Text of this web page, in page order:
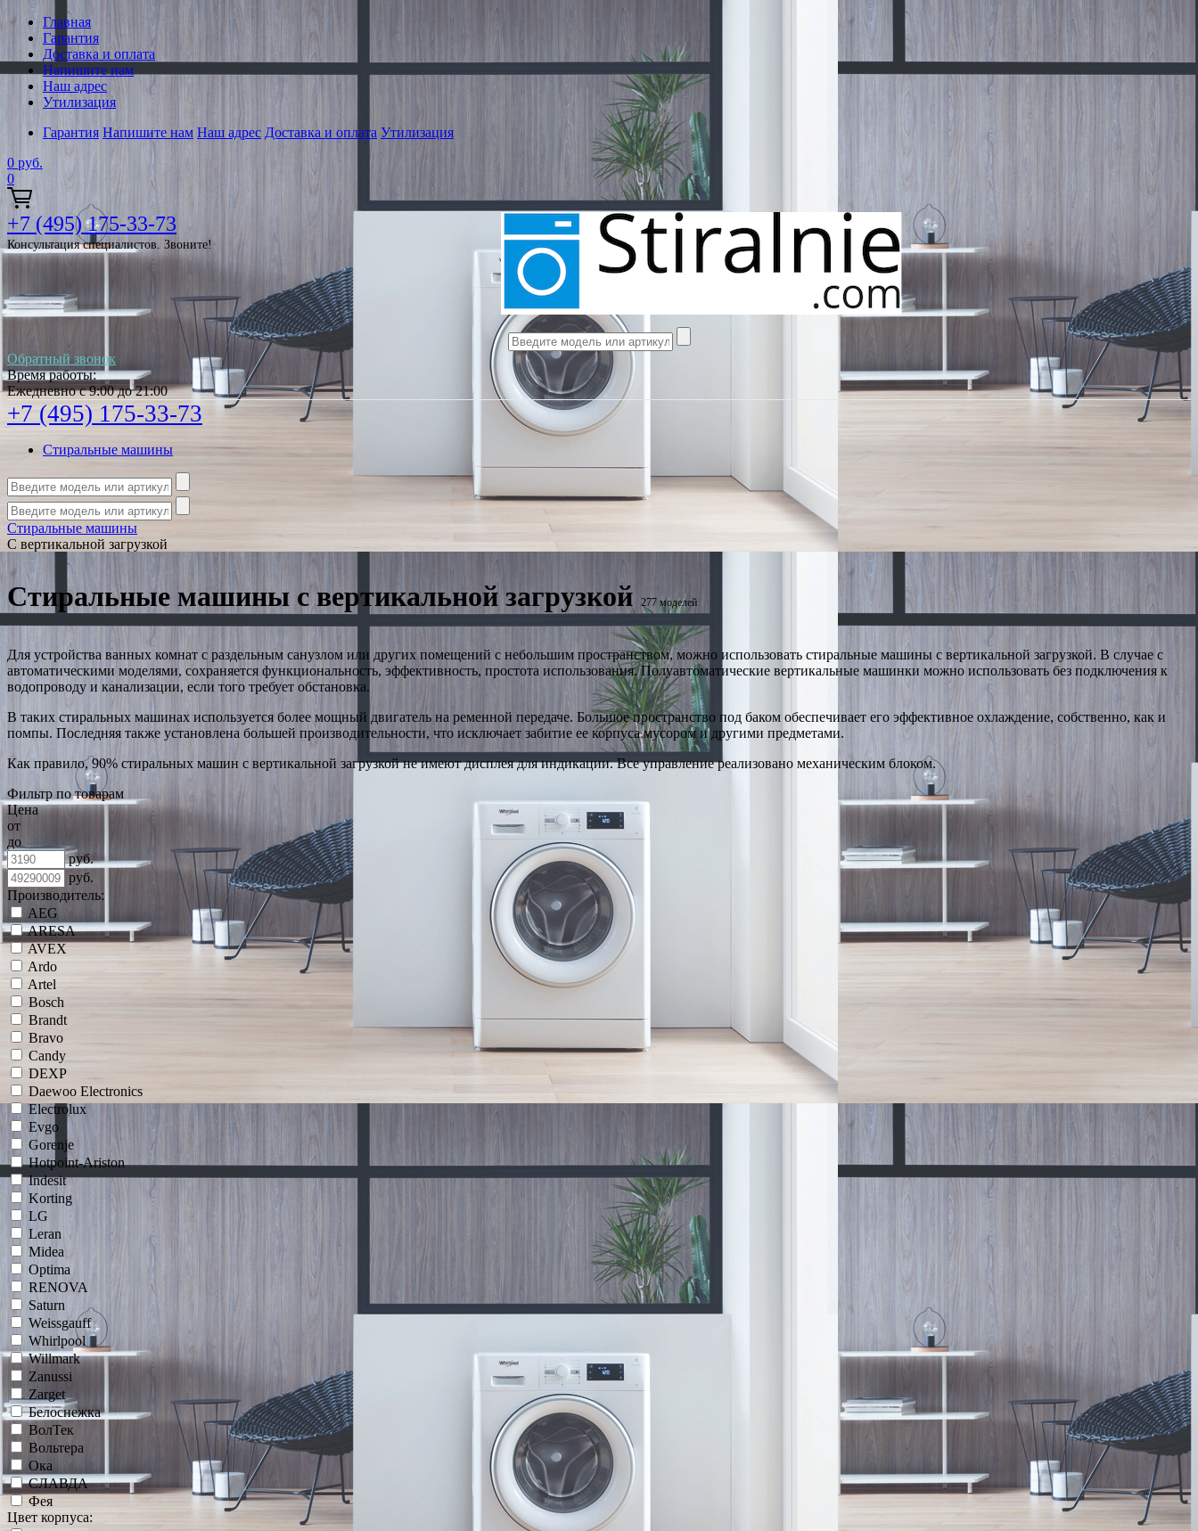
Главная
Гарантия
Доставка и оплата
Напишите нам
Наш адрес
Утилизация
Гарантия Напишите нам Наш адрес Доставка и оплата Утилизация
0 руб.
0
+7 (495) 175-33-73
Консультация специалистов. Звоните!
Обратный звонок
Время работы:
Ежедневно с 9:00 до 21:00
+7 (495) 175-33-73
Стиральные машины
Стиральные машины
С вертикальной загрузкой
Стиральные машины с вертикальной загрузкой 277 моделей
Для устройства ванных комнат с раздельным санузлом или других помещений с небольшим пространством, можно использовать стиральные машины с вертикальной загрузкой. В случае с
автоматическими моделями, сохраняется функциональность, эффективность, простота использования. Полуавтоматические вертикальные машинки можно использовать без подключения к
водопроводу и канализации, если того требует обстановка.
В таких стиральных машинах используется более мощный двигатель на ременной передаче. Большое пространство под баком обеспечивает его эффективное охлаждение, собственно, как и
помпы. Последняя также установлена большей производительности, что исключает забитие ее корпуса мусором и другими предметами.
Как правило, 90% стиральных машин с вертикальной загрузкой не имеют дисплея для индикации. Все управление реализовано механическим блоком.
Фильтр по товарам
Цена
от
до
руб.
руб.
Производитель:
AEG
ARESA
AVEX
Ardo
Artel
Bosch
Brandt
Bravo
Candy
DEXP
Daewoo Electronics
Electrolux
Evgo
Gorenje
Hotpoint-Ariston
Indesit
Korting
LG
Leran
Midea
Optima
RENOVA
Saturn
Weissgauff
Whirlpool
Willmark
Zanussi
Zarget
Белоснежка
ВолТек
Вольтера
Ока
СЛАВДА
Фея
Цвет корпуса: